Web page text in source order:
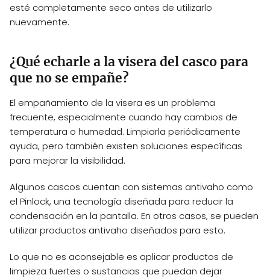
esté completamente seco antes de utilizarlo
nuevamente.
¿Qué echarle a la visera del casco para
que no se empañe?
El empañamiento de la visera es un problema
frecuente, especialmente cuando hay cambios de
temperatura o humedad. Limpiarla periódicamente
ayuda, pero también existen soluciones específicas
para mejorar la visibilidad.
Algunos cascos cuentan con sistemas antivaho como
el Pinlock, una tecnología diseñada para reducir la
condensación en la pantalla. En otros casos, se pueden
utilizar productos antivaho diseñados para esto.
Lo que no es aconsejable es aplicar productos de
limpieza fuertes o sustancias que puedan dejar